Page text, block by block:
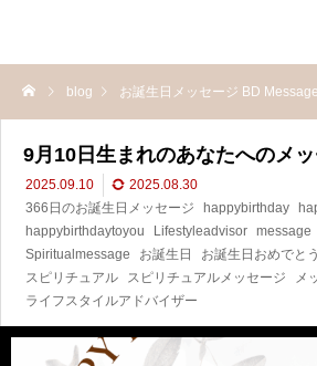
blog お誕生日メッセージ BD Message
9月10日生まれのあなたへのメ
2025.09.10
2025.08.30
366日のお誕生日メッセージ
happybirthday
happybirthdaytoyou
Lifestyleadvisor message
Spiritualmessage
お誕生日 お誕生日おめでとう
スピリチュアル
スピリチュアルメッセージ
メ
ライフスタイルアドバイザー